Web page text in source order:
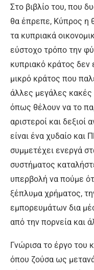
Στο βιβλίο του, που
θα έπρεπε, Κύπρος η
τα κυπριακά
εύστοχο τρόπο την
κυπριακό κράτος δεν
μικρό κράτος που
άλλες μεγάλες κακές
όπως θέλουν να το
αριστεροί και
είναι ένα χυδαίο και
συμμετέχει ενεργά
συστήματος
υπερβολή να πούμε
ξέπλυμα χρήματος,
εμπορευμάτων δια
από την πορνεία και
Γνώρισα το έργο του
όπου ζούσα ως